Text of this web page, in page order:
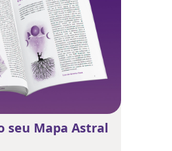
seu Mapa Astral